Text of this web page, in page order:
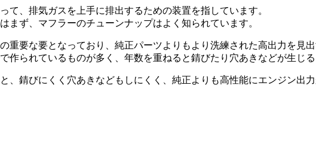
て、排気ガスを上手に排出するための装置を指しています。
まず、マフラーのチューンナップはよく知られています。
重要な要となっており、純正パーツよりもより洗練された高出力を見
作られているものが多く、年数を重ねると錆びたり穴あきなどが生じ
、錆びにくく穴あきなどもしにくく、純正よりも高性能にエンジン出